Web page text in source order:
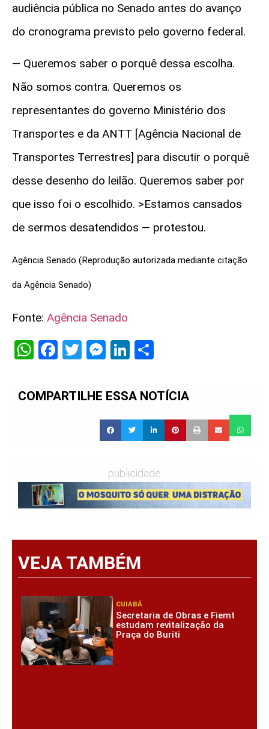
audiência pública no Senado antes do avanço
do cronograma previsto pelo governo federal.
— Queremos saber o porquê dessa escolha.
Não somos contra. Queremos os
representantes do governo Ministério dos
Transportes e da ANTT [Agência Nacional de
Transportes Terrestres] para discutir o porquê
desse desenho do leilão. Queremos saber por
que isso foi o escolhido. >Estamos cansados
de sermos desatendidos — protestou.
Agência Senado (Reprodução autorizada mediante citação
da Agência Senado)
Fonte: Agência Senado
WhatsApp
Facebook
TwitterMessenger
LinkedIn
COMPARTILHE ESSA NOTÍCIA
publicidade
VEJA TAMBÉM
CUIABÁ
Secretaria de Obras e Fiemt
estudam revitalização da
Praça do Buriti